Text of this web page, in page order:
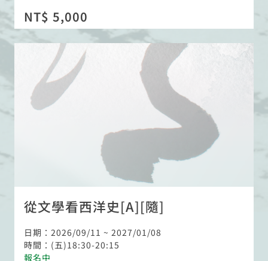
NT$ 5,000
從文學看西洋史[A][隨]
日期：2026/09/11 ~ 2027/01/08
時間：(五)18:30-20:15
報名中